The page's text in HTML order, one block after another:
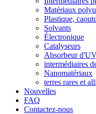
Matériaux
Plastique,
Solvants
Électronique
Catalyseurs
Absorbeur
intermédiaires
Nanomatériaux
terres rares et
Nouvelles
FAQ
Contactez-nous